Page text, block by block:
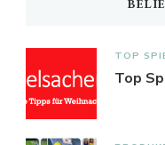
TOP
Top